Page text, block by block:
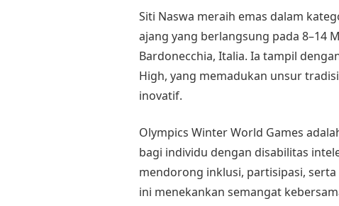
Siti Naswa meraih emas dalam
ajang yang berlangsung pada 8–14
Bardonecchia, Italia. Ia tampil
High, yang memadukan unsur
inovatif.
Olympics Winter World Games
bagi individu dengan disabilitas
mendorong inklusi, partisipasi,
ini menekankan semangat